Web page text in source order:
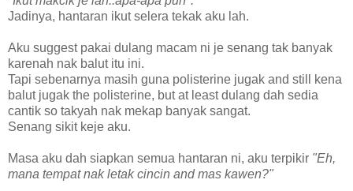
Jadinya, hantaran ikut selera tekak aku lah.
Aku suggest pakai dulang macam ni je senang tak banyak
karenah nak balut itu ini.
Tapi sebenarnya masih guna polisterine jugak and still kena
balut jugak the polisterine, but at least dulang dah sedia
cantik so takyah nak mekap banyak sangat.
Senang sikit keje aku.
Masa aku dah siapkan semua hantaran ni, aku terpikir "Eh,
mana tempat nak letak cincin and mas kawen?"